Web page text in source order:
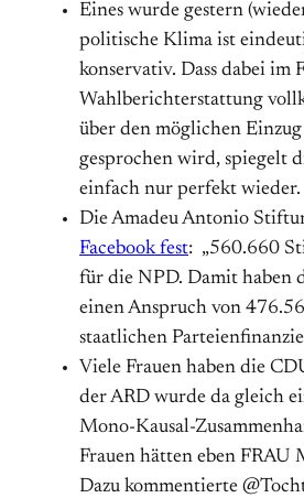
Eines wurde gestern
politische Klima ist
konservativ. Dass dabei im
Wahlberichterstattung
über den möglichen
gesprochen wird, spiegelt
einfach nur perfekt wieder.
Die Amadeu Antonio
Facebook fest: „560.660
für die NPD. Damit haben
einen Anspruch von
staatlichen
Viele Frauen haben die
der ARD wurde da gleich
Mono-Kausal-
Frauen hätten eben FRAU
Dazu kommentierte